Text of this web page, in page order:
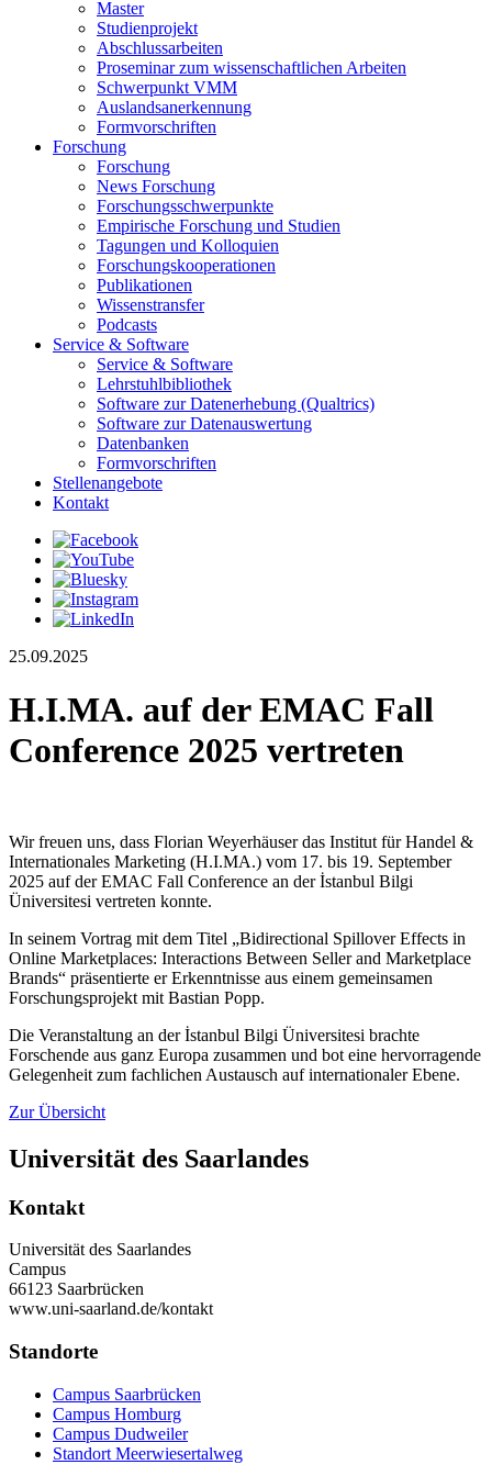
Master
Studienprojekt
Abschlussarbeiten
Proseminar zum wissenschaftlichen Arbeiten
Schwerpunkt VMM
Auslandsanerkennung
Formvorschriften
Forschung
Forschung
News Forschung
Forschungsschwerpunkte
Empirische Forschung und Studien
Tagungen und Kolloquien
Forschungskooperationen
Publikationen
Wissenstransfer
Podcasts
Service & Software
Service & Software
Lehrstuhlbibliothek
Software zur Datenerhebung (Qualtrics)
Software zur Datenauswertung
Datenbanken
Formvorschriften
Stellenangebote
Kontakt
25.09.2025
H.I.MA. auf der EMAC Fall
Conference 2025 vertreten
Wir freuen uns, dass Florian Weyerhäuser das Institut für Handel &
Internationales Marketing (H.I.MA.) vom 17. bis 19. September
2025 auf der EMAC Fall Conference an der İstanbul Bilgi
Üniversitesi vertreten konnte.
In seinem Vortrag mit dem Titel „Bidirectional Spillover Effects in
Online Marketplaces: Interactions Between Seller and Marketplace
Brands“ präsentierte er Erkenntnisse aus einem gemeinsamen
Forschungsprojekt mit Bastian Popp.
Die Veranstaltung an der İstanbul Bilgi Üniversitesi brachte
Forschende aus ganz Europa zusammen und bot eine hervorragende
Gelegenheit zum fachlichen Austausch auf internationaler Ebene.
Zur Übersicht
Universität des Saarlandes
Kontakt
Universität des Saarlandes
Campus
66123 Saarbrücken
www.uni-saarland.de/kontakt
Standorte
Campus Saarbrücken
Campus Homburg
Campus Dudweiler
Standort Meerwiesertalweg